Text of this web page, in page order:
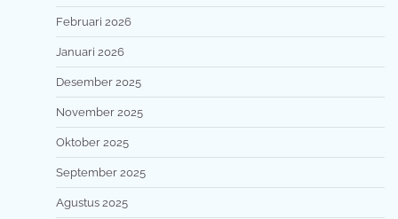
Februari 2026
Januari 2026
Desember 2025
November 2025
Oktober 2025
September 2025
Agustus 2025